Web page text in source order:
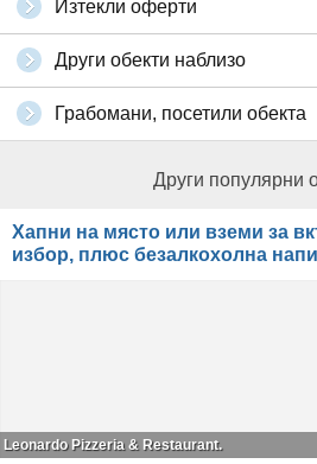
Изтекли оферти
Други обекти наблизо
Грабомани, посетили обекта
Други популярни
Хапни на място или вземи за
избор, плюс безалкохолна
Leonardo Pizzeria & Restaurant.